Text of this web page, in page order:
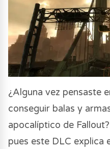
¿Alguna vez pensaste
conseguir balas y
apocalíptico de
pues este DLC explica